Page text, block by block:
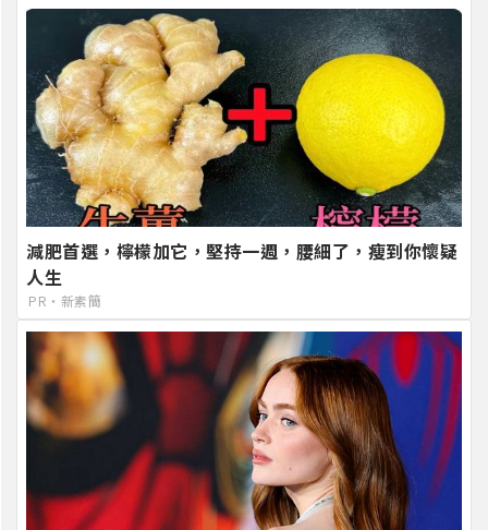
減肥首選，檸檬加它，堅持一週，腰細了，瘦到你懷疑
人生
PR・新素簡